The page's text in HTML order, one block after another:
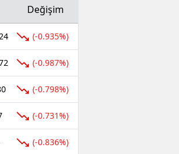
Değişim
(-0.935%)
(-0.987%)
(-0.798%)
(-0.731%)
(-0.836%)